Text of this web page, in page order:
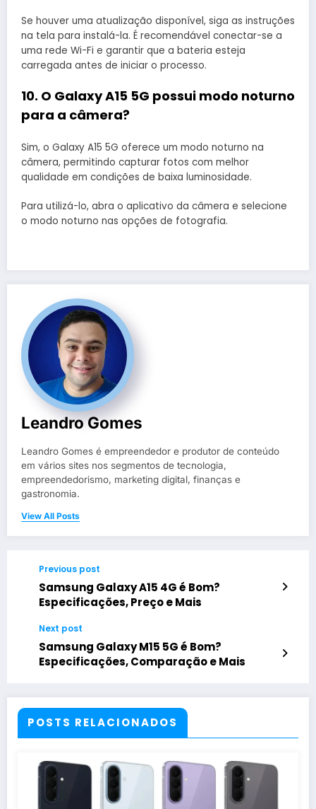
Se houver uma atualização disponível, siga as instruções
na tela para instalá-la. É recomendável conectar-se a
uma rede Wi-Fi e garantir que a bateria esteja
carregada antes de iniciar o processo.​
10. O Galaxy A15 5G possui modo noturno
para a câmera?
Sim, o Galaxy A15 5G oferece um modo noturno na
câmera, permitindo capturar fotos com melhor
qualidade em condições de baixa luminosidade.
Para utilizá-lo, abra o aplicativo da câmera e selecione
o modo noturno nas opções de fotografia.
Leandro Gomes
Leandro Gomes é empreendedor e produtor de conteúdo
em vários sites nos segmentos de tecnologia,
empreendedorismo, marketing digital, finanças e
gastronomia.
View All Posts
Previous post
Samsung Galaxy A15 4G é Bom?
Especificações, Preço e Mais
Next post
Samsung Galaxy M15 5G é Bom?
Especificações, Comparação e Mais
POSTS RELACIONADOS